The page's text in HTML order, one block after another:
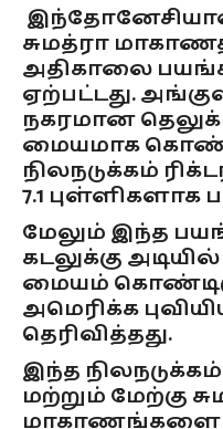
சுமத்ரா
அதிகாலை
ஏற்பட்டது.
நகரமான
மையமாக
நிலநடுக்கம்
7.1 புள்ளிகளாக
மேலும் இந்த
கடலுக்கு
மையம்
அமெரிக்க
தெரிவித்தது.
இந்த
மற்றும் மேற்கு